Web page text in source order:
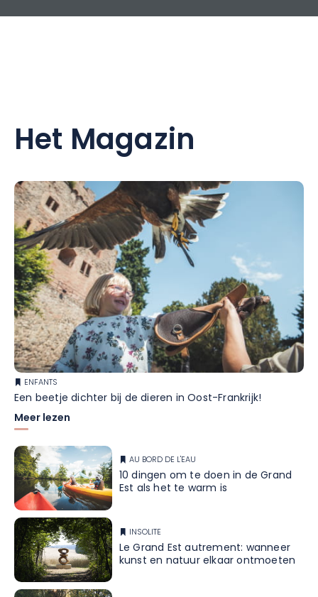
Het Magazin
ENFANTS
Een beetje dichter bij de dieren in Oost-Frankrijk!
Meer lezen
AU BORD DE L'EAU
10 dingen om te doen in de Grand
Est als het te warm is
INSOLITE
Le Grand Est autrement: wanneer
kunst en natuur elkaar ontmoeten